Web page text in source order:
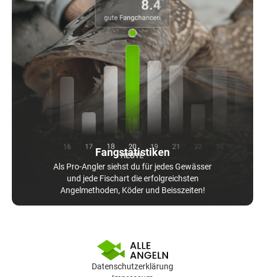
Fangstatistiken
Als Pro-Angler siehst du für jedes Gewässer
und jede Fischart die erfolgreichsten
Angelmethoden, Köder und Beisszeiten!
Datenschutzerklärung